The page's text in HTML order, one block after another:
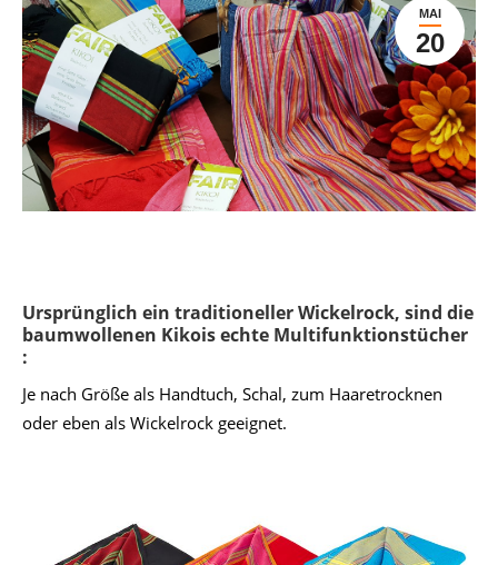
MAI
20
Ursprünglich ein traditioneller Wickelrock, sind die
baumwollenen Kikois echte Multifunktionstücher
:
Je nach Größe als Handtuch, Schal, zum Haaretrocknen
oder eben als Wickelrock geeignet.